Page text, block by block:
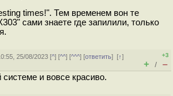
times!". Тем временем вон те
сами знаете где запилили, только
25/08/2023 [^] [^^] [^^^] [ответить][↑]
+3
+ / –
и вовсе красиво.